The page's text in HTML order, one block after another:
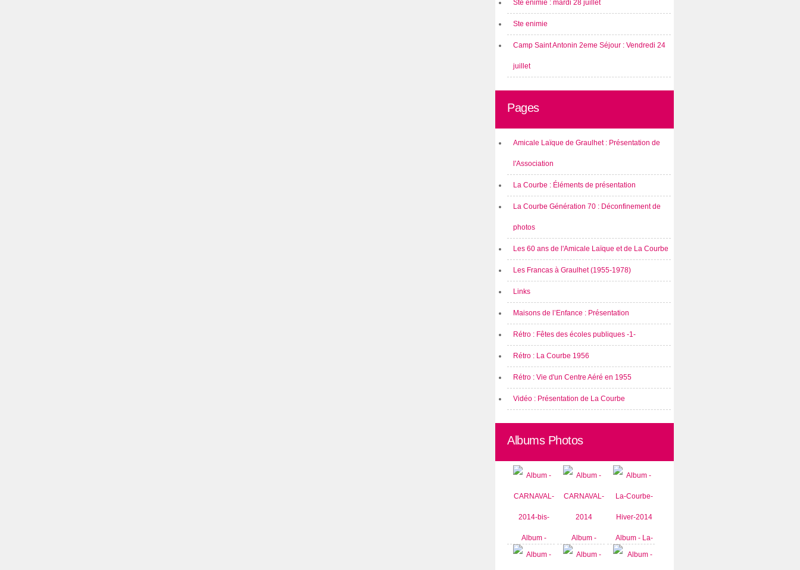
Ste enimie : mardi 28 juillet
Ste enimie
Camp Saint Antonin 2eme Séjour : Vendredi 24
juillet
Pages
Amicale Laïque de Graulhet : Présentation de
l'Association
La Courbe : Éléments de présentation
La Courbe Génération 70 : Déconfinement de
photos
Les 60 ans de l'Amicale Laïque et de La Courbe
Les Francas à Graulhet (1955-1978)
Links
Maisons de l’Enfance : Présentation
Rétro : Fêtes des écoles publiques -1-
Rétro : La Courbe 1956
Rétro : Vie d'un Centre Aéré en 1955
Vidéo : Présentation de La Courbe
Albums Photos
Album -
CARNAVAL-
Album -
CARNAVAL-
Album - La-
Courbe-